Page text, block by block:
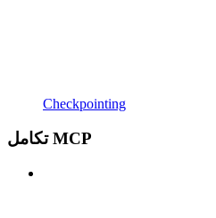
Checkpointing
تكامل MCP